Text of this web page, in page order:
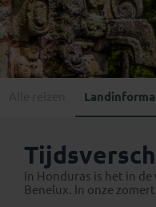
In Honduras is het in
Benelux. In onze